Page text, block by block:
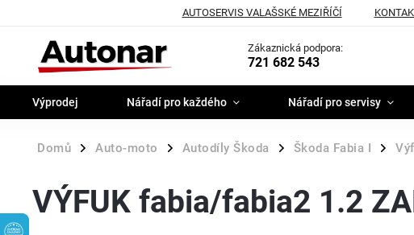
AUTOSERVIS VALAŠSKÉ MEZIŘÍČÍ
Zákaznická podpora:
721 682 543
Výprodej Nářadí pro každého Nářadí pro servisy
Domů / Auto-moto / Autodíly Škoda / Škoda Fabia I /
VÝFUK fabia/fabia2 1.2